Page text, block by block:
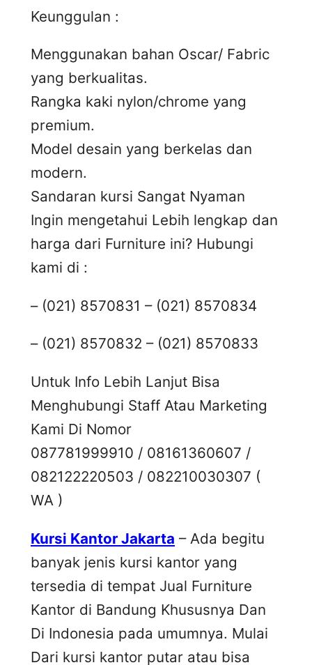
Keunggulan :
Menggunakan bahan Oscar/ Fabric
yang berkualitas.
Rangka kaki nylon/chrome yang
premium.
Model desain yang berkelas dan
modern.
Sandaran kursi Sangat Nyaman
Ingin mengetahui Lebih lengkap dan
harga dari Furniture ini? Hubungi
kami di :
– (021) 8570831 – (021) 8570834
– (021) 8570832 – (021) 8570833
Untuk Info Lebih Lanjut Bisa
Menghubungi Staff Atau Marketing
Kami Di Nomor
087781999910 / 08161360607 /
082122220503 / 082210030307 (
WA )
Kursi Kantor Jakarta – Ada begitu
banyak jenis kursi kantor yang
tersedia di tempat Jual Furniture
Kantor di Bandung Khususnya Dan
Di Indonesia pada umumnya. Mulai
Dari kursi kantor putar atau bisa